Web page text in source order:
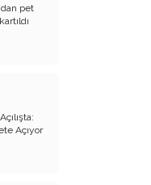
pet
Açıyor